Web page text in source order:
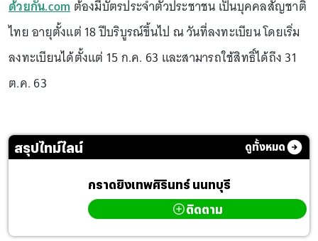
ด้วยกัน.comต้องมีบัตรประจำตัวประชาชน เป็นบุคคลสัญชาติ
ไทย อายุตั้งแต่ 18 ปีบริบูรณ์ขึ้นไป ณ วันที่ลงทะเบียน โดยเริ่ม
ลงทะเบียนได้ตั้งแต่ 15 ก.ค. 63 และสามารถใช้สิทธิ์ได้ถึง 31
ต.ค. 63
สรุปไทม์ไลน์ ดูทั้งหมด
กราดยิงเทพศิรินทร์ นนทบุรี
ติดตาม